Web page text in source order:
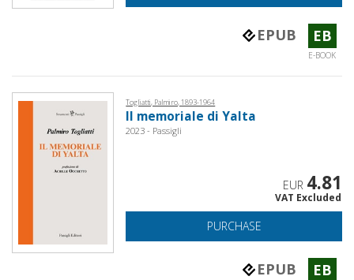
EPUB EB
E-BOOK
Togliatti, Palmiro, 1893-1964
Il memoriale di Yalta
2023 - Passigli
EUR 4.81
VAT Excluded
PURCHASE
EPUB EB